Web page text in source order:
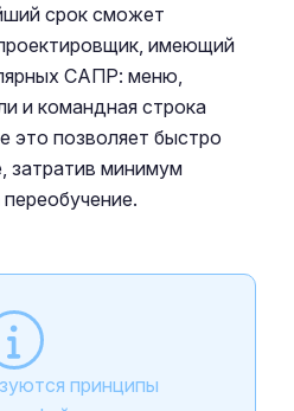
срок сможет
имеющий
САПР: меню,
и командная строка
это позволяет быстро
затратив минимум
принципы